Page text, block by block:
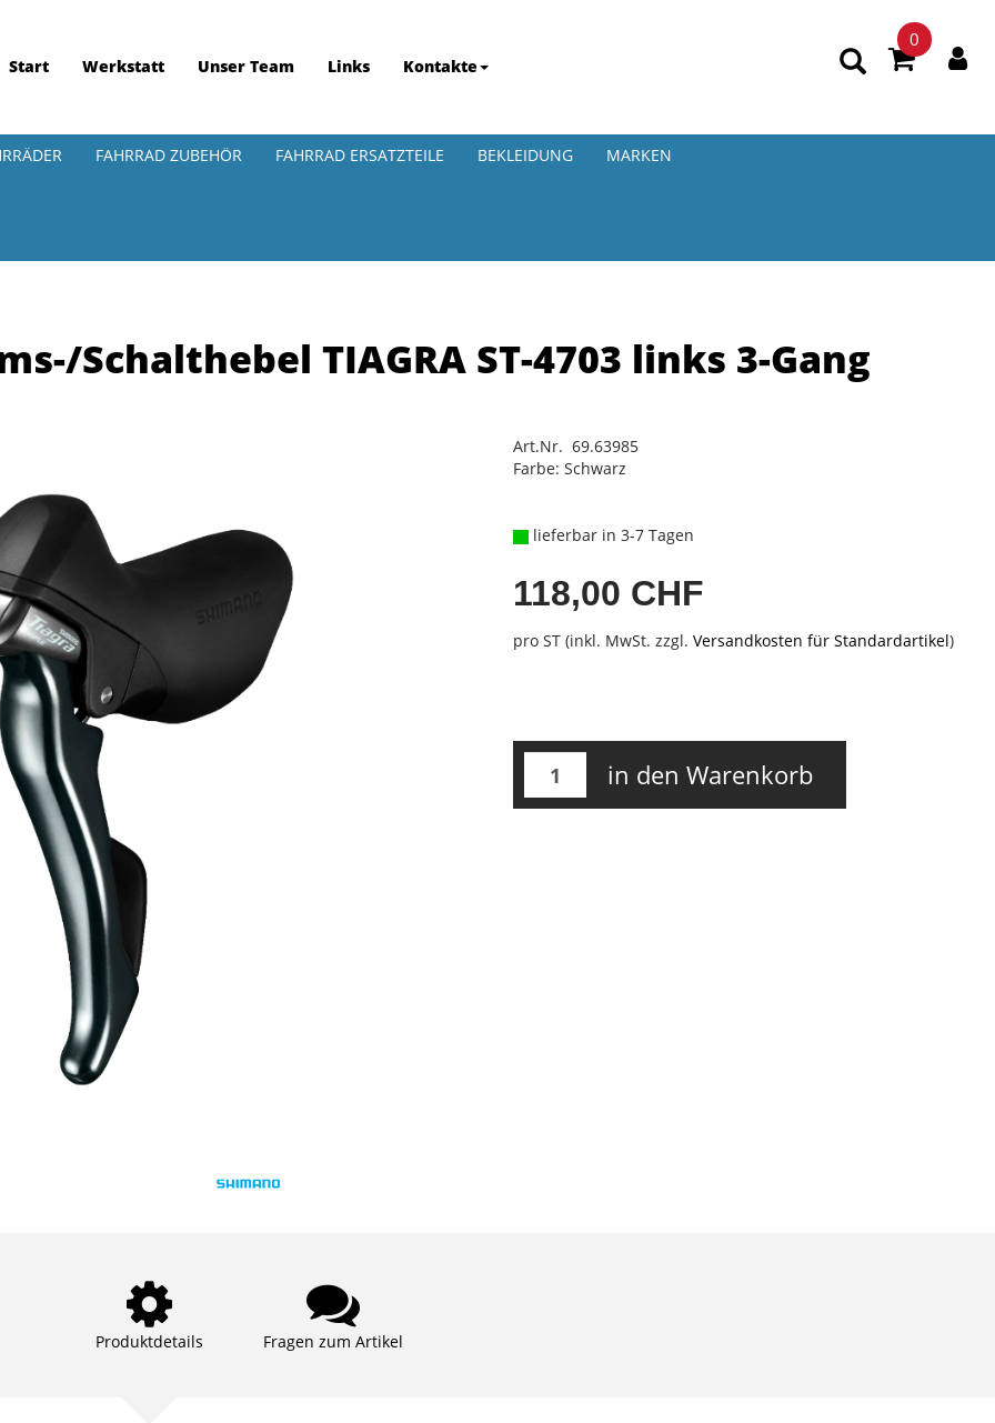
0
Start Werkstatt Unser Team Links Kontakte
FAHRRAD ZUBEHÖR FAHRRAD ERSATZTEILE BEKLEIDUNG MARKEN
Schalthebel TIAGRA ST-4703 links 3-Gang
Art.Nr. 69.63985
Farbe: Schwarz
lieferbar in 3-7 Tagen
118,00 CHF
pro ST (inkl. MwSt. zzgl. Versandkosten für Standardartikel)
in den Warenkorb
Produktdetails Fragen zum Artikel